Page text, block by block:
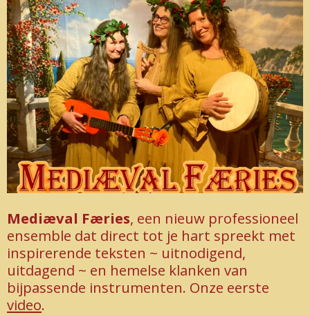
Mediæval Færies, een nieuw professioneel
ensemble dat direct tot je hart spreekt met
inspirerende teksten ~ uitnodigend,
uitdagend ~ en hemelse klanken van
bijpassende instrumenten. Onze eerste
video.